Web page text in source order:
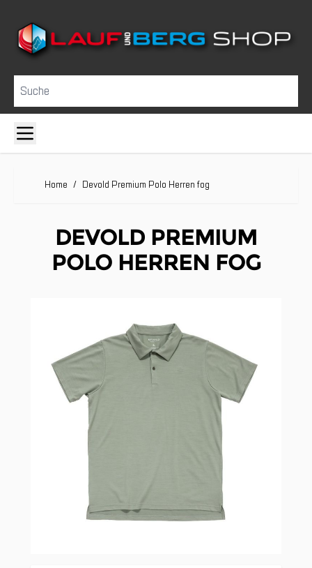
Suche
Home / Devold Premium Polo Herren fog
DEVOLD PREMIUM
POLO HERREN FOG